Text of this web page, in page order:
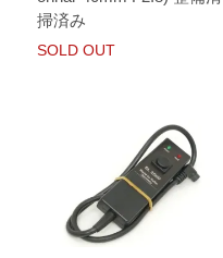
掃済み
SOLD OUT